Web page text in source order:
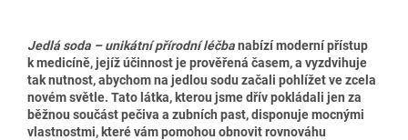
Jedlá soda – unikátní přírodní léčbanabízí moderní přístup
k medicíně, jejíž účinnost je prověřená časem, a vyzdvihuje
tak nutnost, abychom na jedlou sodu začali pohlížet ve zcela
novém světle. Tato látka, kterou jsme dřív pokládali jen za
běžnou součást pečiva a zubních past, disponuje mocnými
vlastnostmi, které vám pomohou obnovit rovnováhu